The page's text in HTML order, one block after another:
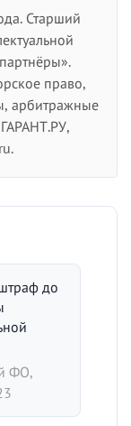
Старший
право,
арбитражные
до
ФО,